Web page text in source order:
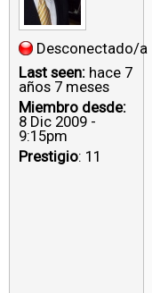
Desconectado/a
Last seen: hace 7
años 7 meses
Miembro desde:
8 Dic 2009 -
9:15pm
Prestigio: 11